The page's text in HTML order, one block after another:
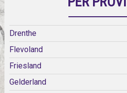
Drenthe
Flevoland
Friesland
Gelderland